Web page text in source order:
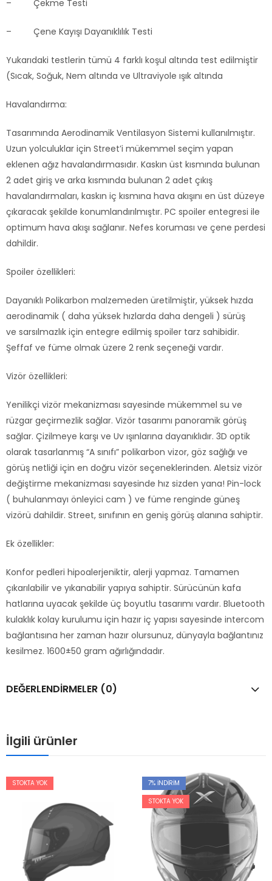
– Çekme Testi
– Çene Kayışı Dayanıklılık Testi
Yukarıdaki testlerin tümü 4 farklı koşul altında test edilmiştir
(Sıcak, Soğuk, Nem altında ve Ultraviyole ışık altında
Havalandırma:
Tasarımında Aerodinamik Ventilasyon Sistemi kullanılmıştır.
Uzun yolculuklar için Street’i mükemmel seçim yapan
eklenen ağız havalandırmasıdır. Kaskın üst kısmında bulunan
2 adet giriş ve arka kısmında bulunan 2 adet çıkış
havalandırmaları, kaskın iç kısmına hava akışını en üst düzeye
çıkaracak şekilde konumlandırılmıştır. PC spoiler entegresi ile
optimum hava akışı sağlanır. Nefes koruması ve çene perdesi
dahildir.
Spoiler özellikleri:
Dayanıklı Polikarbon malzemeden üretilmiştir, yüksek hızda
aerodinamik ( daha yüksek hızlarda daha dengeli ) sürüş
ve sarsılmazlık için entegre edilmiş spoiler tarz sahibidir.
Şeffaf ve füme olmak üzere 2 renk seçeneği vardır.
Vizör özellikleri:
Yenilikçi vizör mekanizması sayesinde mükemmel su ve
rüzgar geçirmezlik sağlar. Vizör tasarımı panoramik görüş
sağlar. Çizilmeye karşı ve Uv ışınlarına dayanıklıdır. 3D optik
olarak tasarlanmış “A sınıfı” polikarbon vizor, göz sağlığı ve
görüş netliği için en doğru vizör seçeneklerinden. Aletsiz vizör
değiştirme mekanizması sayesinde hız sizden yana! Pin-lock
( buhulanmayı önleyici cam ) ve füme renginde güneş
vizörü dahildir. Street, sınıfının en geniş görüş alanına sahiptir.
Ek özellikler:
Konfor pedleri hipoalerjeniktir, alerji yapmaz. Tamamen
çıkarılabilir ve yıkanabilir yapıya sahiptir. Sürücünün kafa
hatlarına uyacak şekilde üç boyutlu tasarımı vardır. Bluetooth
kulaklık kolay kurulumu için hazır iç yapısı sayesinde intercom
bağlantısına her zaman hazır olursunuz, dünyayla bağlantınız
kesilmez. 1600±50 gram ağırlığındadır.
DEĞERLENDIRMELER (0)
İlgili ürünler
STOKTA YOK 7% İNDIRIM
STOKTA YOK